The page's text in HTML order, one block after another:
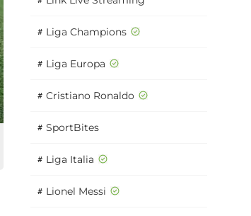
# Liga Champions
# Liga Europa
# Cristiano Ronaldo
# SportBites
# Liga Italia
# Lionel Messi